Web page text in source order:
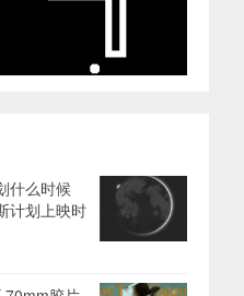
什么时候
计划上映时